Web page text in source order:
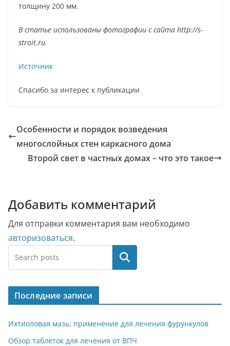
толщину 200 мм.
В статье использованы фотографии с сайта http://s-
stroit.ru.
Источник
Спасибо за интерес к публикации
Особенности и порядок возведения
многослойных стен каркасного дома
Второй свет в частных домах – что это такое
Добавить комментарий
Для отправки комментария вам необходимо
авторизоваться.
Поиск
Последние записи
Ихтиоловая мазь: применение для лечения фурункулов
Обзор таблеток для лечения от ВПЧ